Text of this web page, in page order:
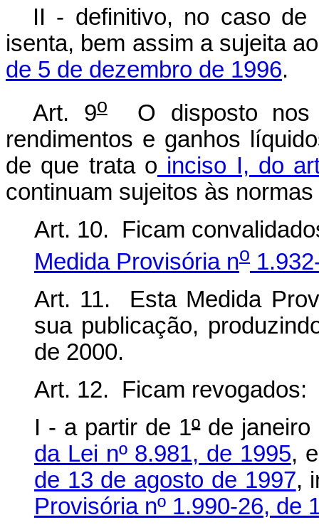
II - definitivo, no caso
isenta, bem assim a sujeita
de 5 de dezembro de 1996.
Art. 9oO disposto nos
rendimentos e ganhos
de que trata o inciso I, do
continuam sujeitos às
Art. 10. Ficam
Medida Provisória no
Art. 11. Esta Medida
sua publicação,
de 2000.
Art. 12. Ficam revogados:
I - a partir de 1ºde janeiro
da Lei nº 8.981, de 1995,
de 13 de agosto de 1997,
Provisória nº 1.990-26, de